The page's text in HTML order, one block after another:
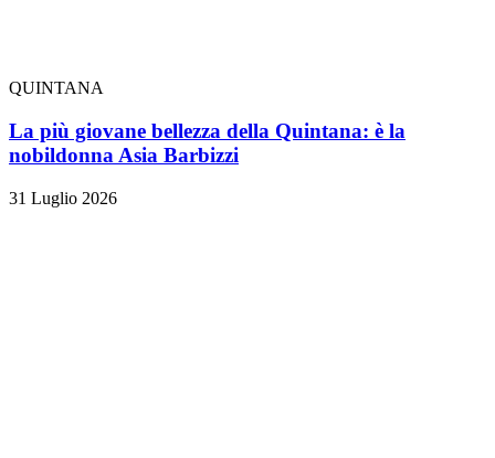
QUINTANA
La più giovane bellezza della Quintana: è la
nobildonna Asia Barbizzi
31 Luglio 2026